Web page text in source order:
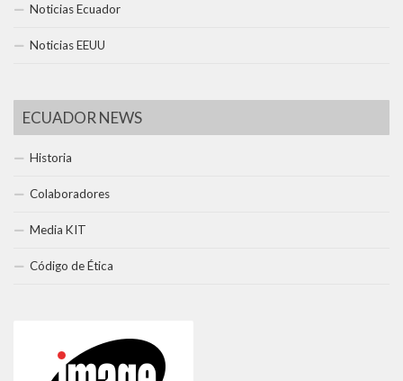
Noticias Ecuador
Noticias EEUU
ECUADOR NEWS
Historia
Colaboradores
Media KIT
Código de Ética